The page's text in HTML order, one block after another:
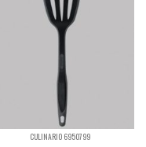
CULINARIO 6950799